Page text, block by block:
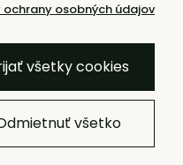
ochrany osobných údajov
všetky cookies
všetko